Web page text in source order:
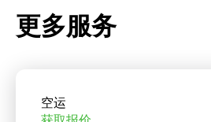
更多服务
空运